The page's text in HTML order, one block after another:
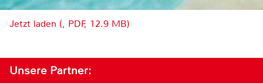
Jetzt laden (, PDF, 12.9 MB)
Unsere Partner: